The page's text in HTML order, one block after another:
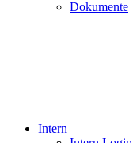
Dokumente
Intern